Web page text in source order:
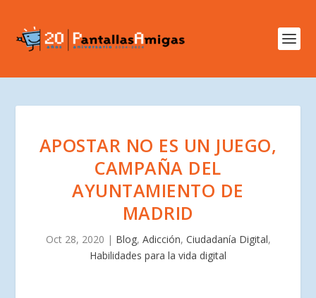
APOSTAR NO ES UN JUEGO,
CAMPAÑA DEL
AYUNTAMIENTO DE
MADRID
Oct 28, 2020 | Blog, Adicción, Ciudadanía Digital,
Habilidades para la vida digital